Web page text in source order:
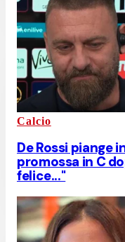
Calcio
De Rossi piange
promossa in C
felice..."